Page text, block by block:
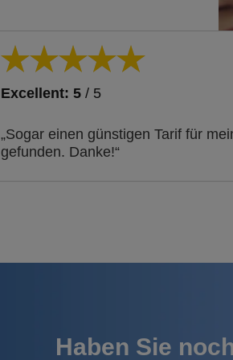
Excellent: 5 / 5
„Sogar einen günstigen Tarif für
gefunden. Danke!“
Haben Sie